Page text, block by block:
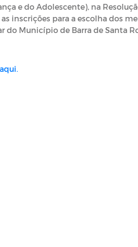
e do Adolescente), na
inscrições para a escolha dos
do Município de Barra de Santa
aqui.